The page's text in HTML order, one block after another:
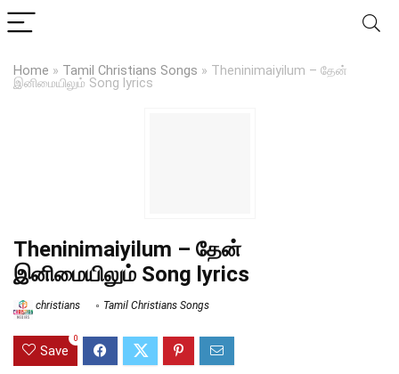
Home » Tamil Christians Songs » Theninimaiyilum – தேன்
இனிமையிலும் Song lyrics
Theninimaiyilum – தேன்
இனிமையிலும் Song lyrics
christians Tamil Christians Songs
Save
0